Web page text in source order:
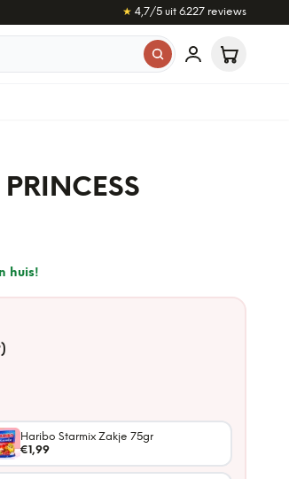
★ 4,7/5 uit 6.227reviews
huis!
Haribo Starmix Zakje 75gr
€1,99